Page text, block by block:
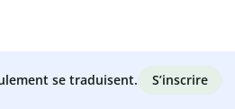
se traduisent. S’inscrire